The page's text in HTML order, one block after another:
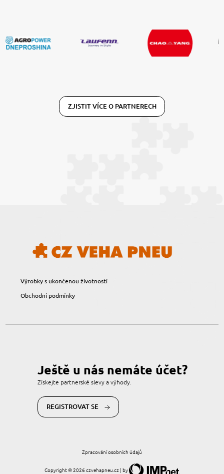
ZJISTIT VÍCE O PARTNERECH
Výrobky s ukončenou životností
Obchodní podmínky
Ještě u nás nemáte účet?
Získejte partnerské slevy a výhody.
REGISTROVAT SE
Zpracování osobních údajů
Copyright © 2026 czvehapneu.cz | by